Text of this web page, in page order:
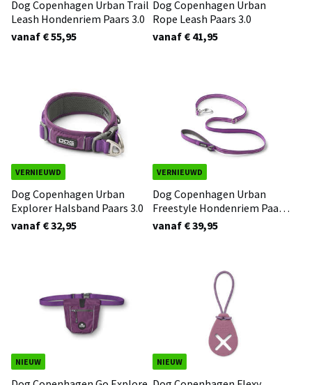
Dog Copenhagen Urban Trail
Leash Hondenriem Paars 3.0
vanaf € 55,95
Dog Copenhagen Urban
Rope Leash Paars 3.0
vanaf € 41,95
VERNIEUWD
Dog Copenhagen Urban
Explorer Halsband Paars 3.0
vanaf € 32,95
VERNIEUWD
Dog Copenhagen Urban
Freestyle Hondenriem Paars
3.0
vanaf € 39,95
NIEUW NIEUW